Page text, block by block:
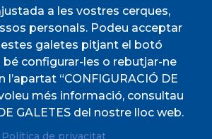
07190
de l'Ajuntament, 1
61 00 02
a les vostres cerques,
personals. Podeu acceptar
galetes pitjant el botó
bé configurar-les o rebutjar-ne
l’apartat “CONFIGURACIÓ DE
voleu més informació, consultau
GALETES del nostre lloc web.
Política de privacitat